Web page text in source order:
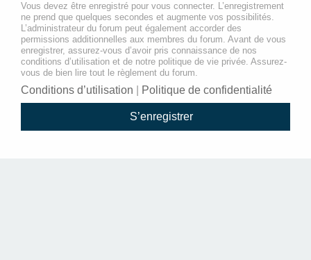
Vous devez être enregistré pour vous connecter. L’enregistrement
ne prend que quelques secondes et augmente vos possibilités.
L’administrateur du forum peut également accorder des
permissions additionnelles aux membres du forum. Avant de vous
enregistrer, assurez-vous d’avoir pris connaissance de nos
conditions d’utilisation et de notre politique de vie privée. Assurez-
vous de bien lire tout le règlement du forum.
Conditions d’utilisation Politique de confidentialité
S’enregistrer